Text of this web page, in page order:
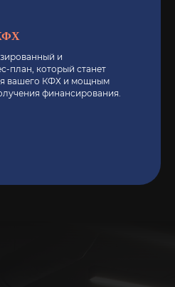
и
план, который станет
вашего КФХ и мощным
финансирования.